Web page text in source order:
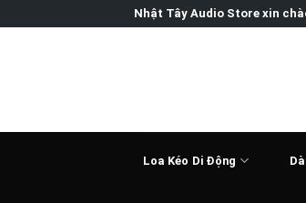
to
Nhật Tây Audio Store xin
Loa Kéo Di Động